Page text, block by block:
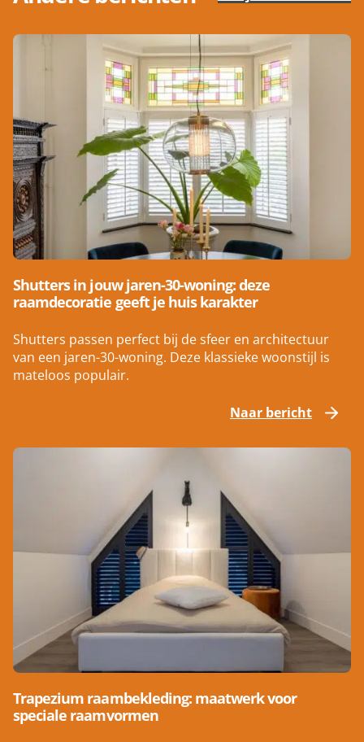
Shutters in jouw jaren-30-woning: deze
raamdecoratie geeft je huis karakter
Shutters passen perfect bij de sfeer en architectuur
van een jaren-30-woning. Deze klassieke woonstijl is
mateloos populair.
Naar bericht
Trapezium raambekleding: maatwerk voor
speciale raamvormen